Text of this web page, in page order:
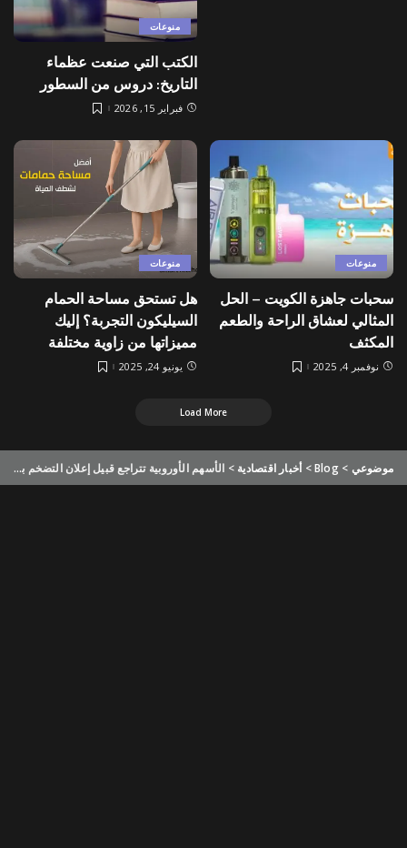
منوعات
الكتب التي صنعت عظماء
التاريخ: دروس من السطور
فبراير 15, 2026
منوعات
سحبات جاهزة الكويت – الحل
المثالي لعشاق الراحة والطعم
المكثف
نوفمبر 4, 2025
منوعات
هل تستحق مساحة الحمام
السيليكون التجربة؟ إليك
مميزاتها من زاوية مختلفة
يونيو 24, 2025
Load More
موضوعي >
Blog
> أخبار اقتصادية > الأسهم الأوروبية تتراجع قبيل إعلان التضخم بمنطقة اليورو